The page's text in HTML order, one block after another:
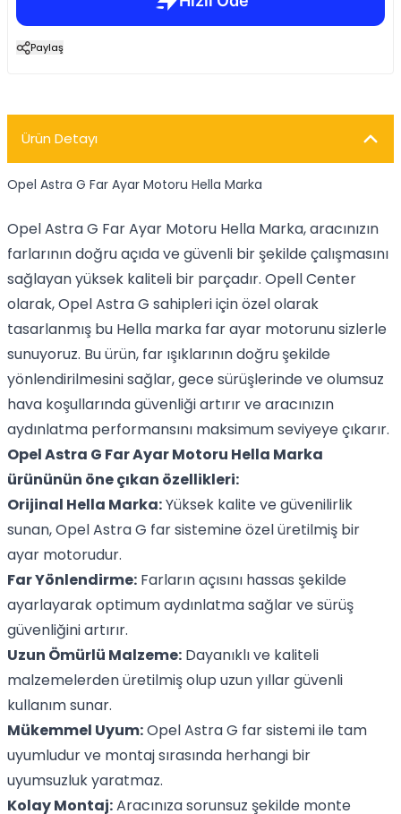
Paylaş
Ürün Detayı
Opel Astra G Far Ayar Motoru Hella Marka
Opel Astra G Far Ayar Motoru Hella Marka, aracınızın
farlarının doğru açıda ve güvenli bir şekilde çalışmasını
sağlayan yüksek kaliteli bir parçadır. Opell Center
olarak, Opel Astra G sahipleri için özel olarak
tasarlanmış bu Hella marka far ayar motorunu sizlerle
sunuyoruz. Bu ürün, far ışıklarının doğru şekilde
yönlendirilmesini sağlar, gece sürüşlerinde ve olumsuz
hava koşullarında güvenliği artırır ve aracınızın
aydınlatma performansını maksimum seviyeye çıkarır.
Opel Astra G Far Ayar Motoru Hella Marka
ürününün öne çıkan özellikleri:
Orijinal Hella Marka:Yüksek kalite ve güvenilirlik
sunan, Opel Astra G far sistemine özel üretilmiş bir
ayar motorudur.
Far Yönlendirme: Farların açısını hassas şekilde
ayarlayarak optimum aydınlatma sağlar ve sürüş
güvenliğini artırır.
Uzun Ömürlü Malzeme: Dayanıklı ve kaliteli
malzemelerden üretilmiş olup uzun yıllar güvenli
kullanım sunar.
Mükemmel Uyum:Opel Astra G far sistemi ile tam
uyumludur ve montaj sırasında herhangi bir
uyumsuzluk yaratmaz.
Kolay Montaj:Aracınıza sorunsuz şekilde monte